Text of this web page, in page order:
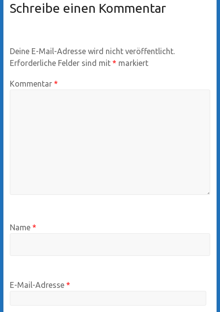
Schreibe einen Kommentar
Deine E-Mail-Adresse wird nicht veröffentlicht.
Erforderliche Felder sind mit * markiert
Kommentar *
Name *
E-Mail-Adresse *